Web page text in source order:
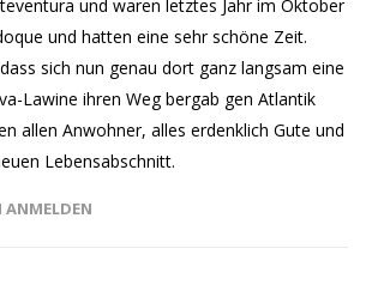
und waren letztes Jahr im Oktober
und hatten eine sehr schöne Zeit.
sich nun genau dort ganz langsam eine
Lawine ihren Weg bergab gen Atlantik
allen Anwohner, alles erdenklich Gute und
Lebensabschnitt.